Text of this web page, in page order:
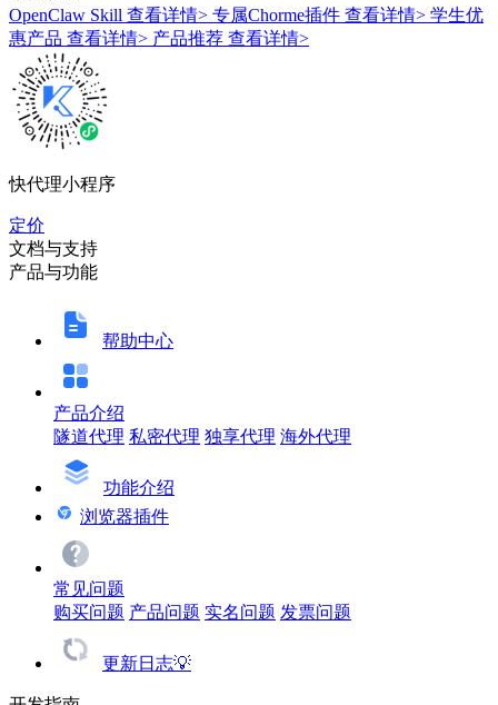
OpenClaw Skill 查看详情> 专属Chorme插件 查看详情> 学生优
惠产品 查看详情> 产品推荐 查看详情>
快代理小程序
定价
文档与支持
产品与功能
帮助中心
产品介绍
隧道代理 私密代理 独享代理 海外代理
功能介绍
浏览器插件
常见问题
购买问题 产品问题 实名问题 发票问题
更新日志💡